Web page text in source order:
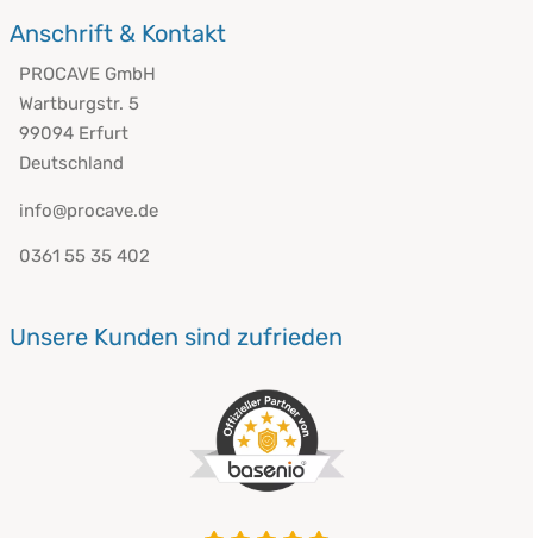
Anschrift & Kontakt
PROCAVE GmbH
Wartburgstr. 5
99094 Erfurt
Deutschland
info@procave.de
0361 55 35 402
Unsere Kunden sind zufrieden